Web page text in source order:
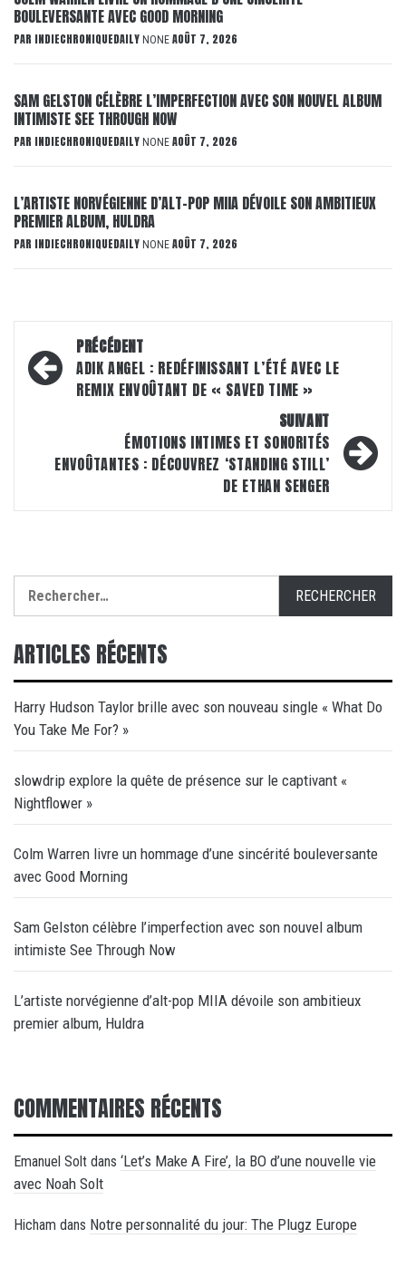
BOULEVERSANTE AVEC GOOD MORNING
PAR INDIECHRONIQUEDAILY NONE AOÛT 7, 2026
SAM GELSTON CÉLÈBRE L’IMPERFECTION AVEC SON NOUVEL ALBUM
INTIMISTE SEE THROUGH NOW
PAR INDIECHRONIQUEDAILY NONE AOÛT 7, 2026
L’ARTISTE NORVÉGIENNE D’ALT-POP MIIA DÉVOILE SON AMBITIEUX
PREMIER ALBUM, HULDRA
PAR INDIECHRONIQUEDAILY NONE AOÛT 7, 2026
Navigation
d’article
PRÉCÉDENT
ADIK ANGEL : REDÉFINISSANT L’ÉTÉ AVEC LE
REMIX ENVOÛTANT DE « SAVED TIME »
SUIVANT
ÉMOTIONS INTIMES ET SONORITÉS
ENVOÛTANTES : DÉCOUVREZ ‘STANDING STILL’
DE ETHAN SENGER
ARTICLES RÉCENTS
Harry Hudson Taylor brille avec son nouveau single « What Do
You Take Me For? »
slowdrip explore la quête de présence sur le captivant «
Nightflower »
Colm Warren livre un hommage d’une sincérité bouleversante
avec Good Morning
Sam Gelston célèbre l’imperfection avec son nouvel album
intimiste See Through Now
L’artiste norvégienne d’alt-pop MIIA dévoile son ambitieux
premier album, Huldra
COMMENTAIRES RÉCENTS
Emanuel Solt dans ‘Let’s Make A Fire’, la BO d’une nouvelle vie
avec Noah Solt
Hicham dans Notre personnalité du jour: The Plugz Europe